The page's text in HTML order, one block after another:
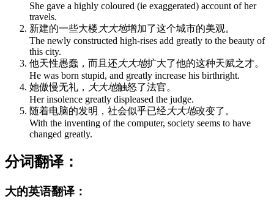
She gave a highly coloured (ie exaggerated) account of her
travels.
新建的一些大楼 大大地增加了这个城市的美观。
The newly constructed high-rises add greatly to the beauty of
this city.
他天性愚蠢，而且还大大地扩大了他的这种天赋之才。
He was born stupid, and greatly increase his birthright.
她傲慢无礼， 大大地触怒了法官。
Her insolence greatly displeased the judge.
随着电脑的发明，社会似乎已经大大地改变了。
With the inventing of the computer, society seems to have
changed greatly.
分词翻译：
大的英语翻译：